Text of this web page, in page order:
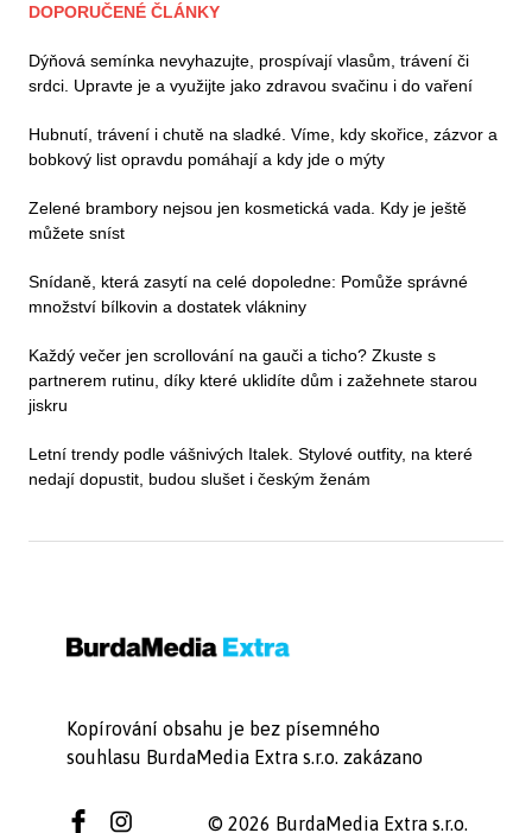
DOPORUČENÉ ČLÁNKY
Dýňová semínka nevyhazujte, prospívají vlasům, trávení či
srdci. Upravte je a využijte jako zdravou svačinu i do vaření
Hubnutí, trávení i chutě na sladké. Víme, kdy skořice, zázvor a
bobkový list opravdu pomáhají a kdy jde o mýty
Zelené brambory nejsou jen kosmetická vada. Kdy je ještě
můžete sníst
Snídaně, která zasytí na celé dopoledne: Pomůže správné
množství bílkovin a dostatek vlákniny
Každý večer jen scrollování na gauči a ticho? Zkuste s
partnerem rutinu, díky které uklidíte dům i zažehnete starou
jiskru
Letní trendy podle vášnivých Italek. Stylové outfity, na které
nedají dopustit, budou slušet i českým ženám
Kopírování obsahu je bez písemného
souhlasu BurdaMedia Extra s.r.o. zakázano
© 2026 BurdaMedia Extra s.r.o.